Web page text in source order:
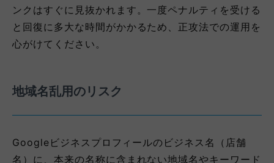
ンクはすぐに見抜かれます。一度ペナルティを受ける
と回復に多大な時間がかかるため、正攻法での運用を
心がけてください。
地域名乱用のリスク
Googleビジネスプロフィールのビジネス名（店舗
名）に、本来の名称に含まれない地域名やキーワード